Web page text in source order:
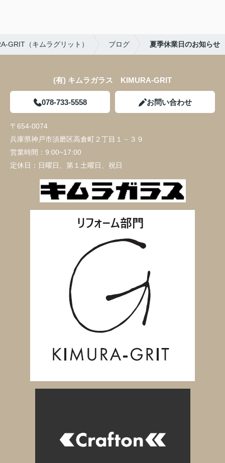
GRIT（キムラグリット） ブログ 夏季休業日のお知らせ
(有) キムラガラス KIMURA‐GRIT
078-733-5558 お問い合わせ
〒654-0074
兵庫県神戸市須磨区高倉町２丁目１－３９
営業時間： 9:00~17:00
定休日： 日曜日、第１土曜日、祝日